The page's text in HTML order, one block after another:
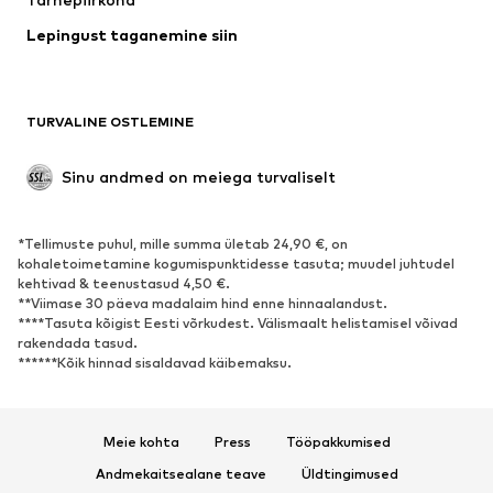
Pesu
Mantlid
Sündmused
Eksklusiivne
JALANÕUD
Uus
Vabaaja jalanõud
Pahkluusaapad
Kontsasaapad ja -kingad
Saapad
Toasussid
Eksklusiivne
Lepingust taganemine siin
TURVALINE OSTLEMINE
Sinu andmed on meiega turvaliselt
*Tellimuste puhul, mille summa ületab 24,90 €, on
kohaletoimetamine kogumispunktidesse tasuta; muudel juhtudel
kehtivad & teenustasud 4,50 €.
**Viimase 30 päeva madalaim hind enne hinnaalandust.
****Tasuta kõigist Eesti võrkudest. Välismaalt helistamisel võivad
rakendada tasud.
******Kõik hinnad sisaldavad käibemaksu.
Meie kohta Press
Tööpakkumised
Andmekaitsealane teave
Üldtingimused